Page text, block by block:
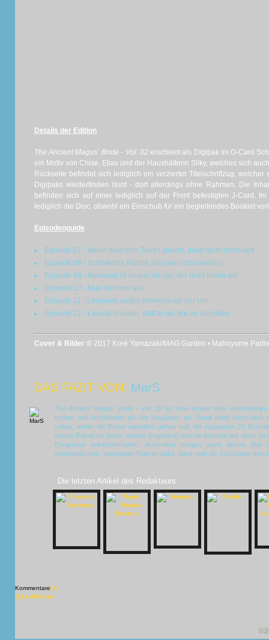
Details der Edition
The Ancient Magus´ Bride - Vol. 02erscheint als Digipak im O-Card
ein Motiv von Chise, Elias und der Haushälterin Silky, welches sich
Rückseite befindet sich lediglich ein verzierter Titelschriftzug,
Digipaks wiederfinden lässt - dort allerdings ohne Rahmen. Die
befinden sich auf einer lediglich auf der Front befestigten J-Card.
lediglich die Disc, obwohl ein Einschub für ein begleitendes Booklet
Episodenguide
Episode 07 - Wenn man vom Teufel spricht, dann ist er nicht weit
Episode 08 - Schlafende Hunde soll man nicht wecken
Episode 09 - Niemand ist tauber als der, der nicht hören will
Episode 10 - Man lernt nie aus
Episode 11 - Liebende laufen immerzu vor der Uhr
Episode 12 - Lass dich leiten, statt in die Irre zu schreiten
Cover & Bilder © 2017 Koré Yamazaki/MAG Garden • Mahoyome
DAS FAZIT VON: MarS
The Ancient Magus´ Bride - Vol. 02 ist zwar erneut sehr
ruhiger und emotionaler als der Vorgänger an. Damit bleibt auch nach
unklar, wohin die Reise eigentlich gehen soll. Mit insgesamt 24
dieses Rätsel zu lösen, und im Gegenzug wird im Moment auf diese
Ereignisse aufrechterhalten. Außerdem sorgen auch dieses Mal
sympathischen, vielseitigen Figuren dafür, dass man als Zuschauer
Die letzten Artikel des Redakteurs:
Kommentare[X]
[X] schließen